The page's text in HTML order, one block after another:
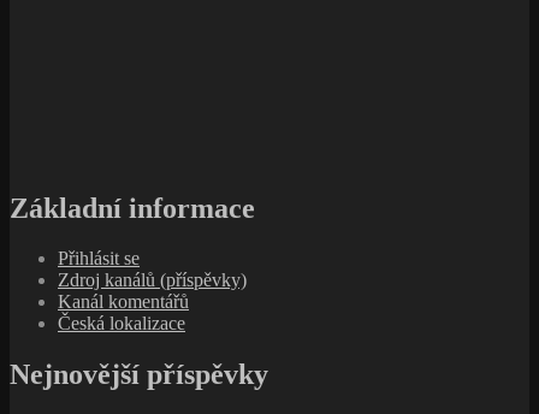
Základní informace
Přihlásit se
Zdroj kanálů (příspěvky)
Kanál komentářů
Česká lokalizace
Nejnovější příspěvky